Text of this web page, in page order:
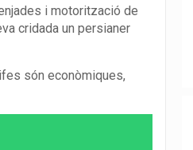
i motorització de
cridada un persianer
són econòmiques,